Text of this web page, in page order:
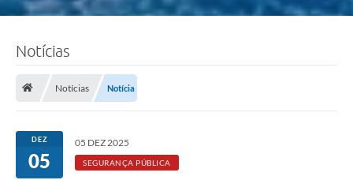
Notícias
Notícias Notícia
DEZ
05
05 DEZ 2025
SEGURANÇA PÚBLICA